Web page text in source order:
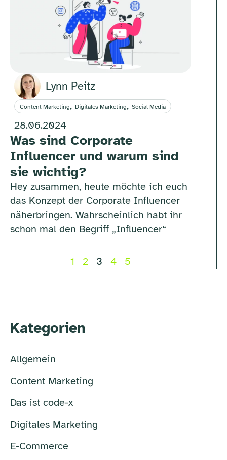
Lynn Peitz
Content Marketing, Digitales Marketing, Social Media
28.06.2024
Was sind Corporate
Influencer und warum sind
sie wichtig?
Hey zusammen, heute möchte ich euch
das Konzept der Corporate Influencer
näherbringen. Wahrscheinlich habt ihr
schon mal den Begriff „Influencer“
1 2 3 4 5
Kategorien
Allgemein
Content Marketing
Das ist code-x
Digitales Marketing
E-Commerce